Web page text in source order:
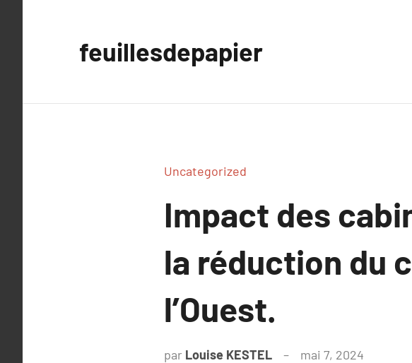
feuillesdepapier
Uncategorized
Impact des
la réduction du
l’Ouest.
par Louise KESTEL mai 7, 2024